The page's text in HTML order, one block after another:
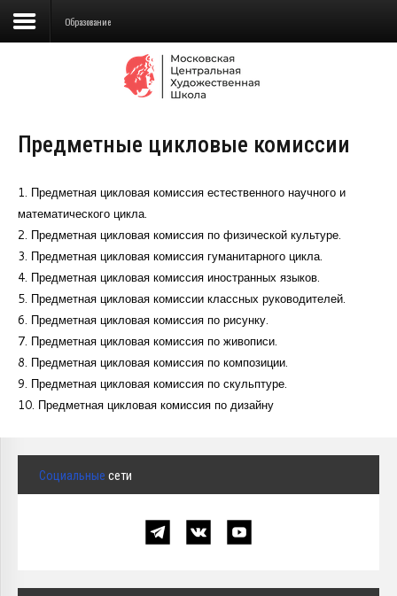
Сведения об образовательной
Школа
Детская Художественная школа
Поступающим
Подготовка
Образование
Доп. образование
Курсы повышения квалификации
Конкурсы
Образование
Предметные цикловые комиссии
1. Предметная цикловая комиссия естественного научного и
математического цикла.
2. Предметная цикловая комиссия по физической культуре.
3. Предметная цикловая комиссия гуманитарного цикла.
4. Предметная цикловая комиссия иностранных языков.
5. Предметная цикловая комиссии классных руководителей.
6. Предметная цикловая комиссия по рисунку.
7. Предметная цикловая комиссия по живописи.
8. Предметная цикловая комиссия по композиции.
9. Предметная цикловая комиссия по скульптуре.
10. Предметная цикловая комиссия по дизайну
Социальные сети